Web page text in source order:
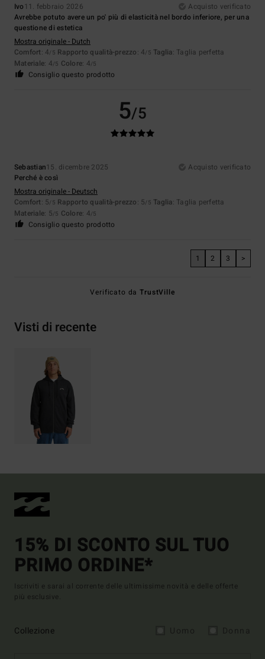
Ivo 11. febbraio 2026
Acquisto verificato
Avrebbe potuto avere un po' più di elasticità nel bordo inferiore, per una
questione di estetica
Mostra originale - Dutch
Comfort: 4/5 Rapporto qualità-prezzo: 4/5 Taglia: Taglia perfetta
Materiale: 4/5 Colore: 4/5
Consiglio questo prodotto
5/5
Sebastian15. dicembre 2025
Acquisto verificato
Perché è così
Mostra originale - Deutsch
Comfort: 5/5 Rapporto qualità-prezzo: 5/5 Taglia: Taglia perfetta
Materiale: 5/5 Colore: 4/5
Consiglio questo prodotto
1 2 3 >
Verificato daTrustVille
Visti di recente
15% DI SCONTO SUL TUO
PRIMO ORDINE*
Iscriviti e sarai al corrente delle ultimissime novità e delle offerte
più esclusive.
Collezione